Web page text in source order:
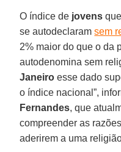
O índice de jovens
se autodeclaram sem
2% maior do que o da
autodenomina sem
Janeiro esse dado
o índice nacional”,
Fernandes, que
compreender as
aderirem a uma